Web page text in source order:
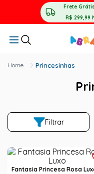
Frete Grátis
R$ 299,99
Princesinhas
Filtrar
Fantasia Princesa Rosa